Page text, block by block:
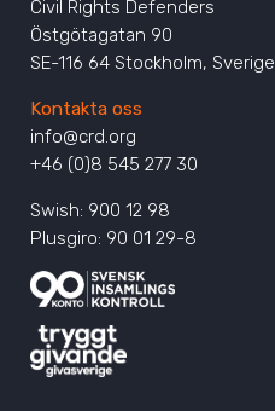
Civil Rights Defenders
Östgötagatan 90
SE-116 64 Stockholm, Sverige
Kontakta oss
info@crd.org
+46 (0)8 545 277 30
Swish: 900 12 98
Plusgiro: 90 01 29-8